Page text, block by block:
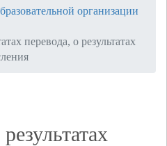
организации
перевода, о результатах